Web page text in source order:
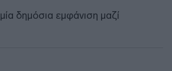
δημόσια εμφάνιση μαζί